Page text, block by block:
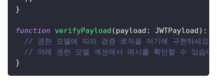
}
function verifyPayload (payload : JWTPayload) :
// 권한 모델에 따라 검증 로직을 여기에 구현하세요
// 아래 권한 모델 섹션에서 예시를 확인할 수 있습니
}